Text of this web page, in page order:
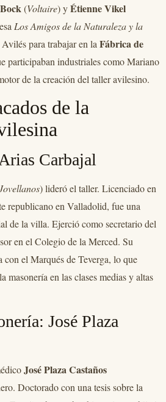
(Voltaire) yÉtienne Vikel
Los Amigos de la Naturaleza y la
para trabajar en la Fábrica de
participaban industriales como Mariano
de la creación del taller avilesino.
de la
Carbajal
) lideró el taller. Licenciado en
republicano en Valladolid, fue una
de la villa. Ejerció como secretario del
en el Colegio de la Merced. Su
con el Marqués de Teverga, lo que
masonería en las clases medias y altas
José Plaza
José Plaza Castaños
Doctorado con una tesis sobre la